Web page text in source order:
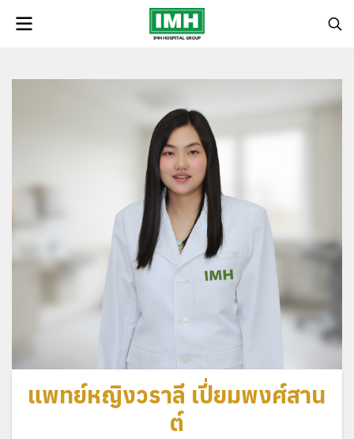
แพทย์หญิงวราลี เปี่ยมพงศ์สาน
ต์